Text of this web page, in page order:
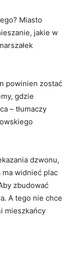
Miasto
jakie w
powinien zostać
gdzie
– tłumaczy
dzwonu,
widnieć plac
zbudować
A tego nie chce
mieszkańcy